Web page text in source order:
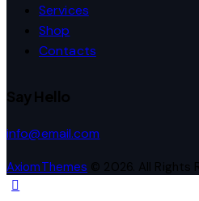
Services
Shop
Contacts
Say Hello
info@email.com
AxiomThemes © 2026. All Rights